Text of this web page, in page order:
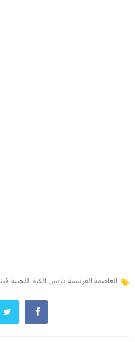
العاصمة الفرنسية باريس الكرة الذهبية